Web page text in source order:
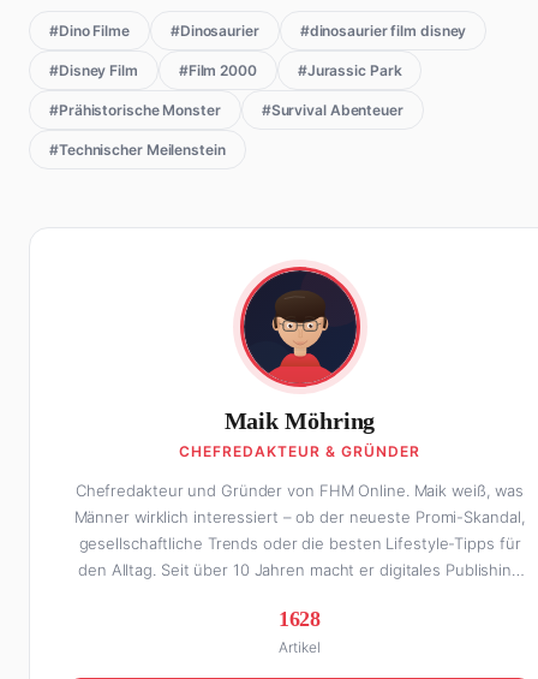
#Dino Filme #Dinosaurier #dinosaurier film disney
#Disney Film #Film 2000 #Jurassic Park
#Prähistorische Monster #Survival Abenteuer
#Technischer Meilenstein
Maik Möhring
CHEFREDAKTEUR & GRÜNDER
Chefredakteur und Gründer von FHM Online. Maik weiß, was
Männer wirklich interessiert – ob der neueste Promi-Skandal,
gesellschaftliche Trends oder die besten Lifestyle-Tipps für
den Alltag. Seit über 10 Jahren macht er digitales Publishing
Plattformen im deutschsprachigen Raum aufgebaut. Sein Weg
dahin war alles andere als geradlinig: Die eine Hälfte seines
1628
Artikel